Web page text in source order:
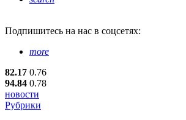
Подпишитесь на нас в соцсетях:
more
82.17 0.76
94.84 0.78
новости
Рубрики